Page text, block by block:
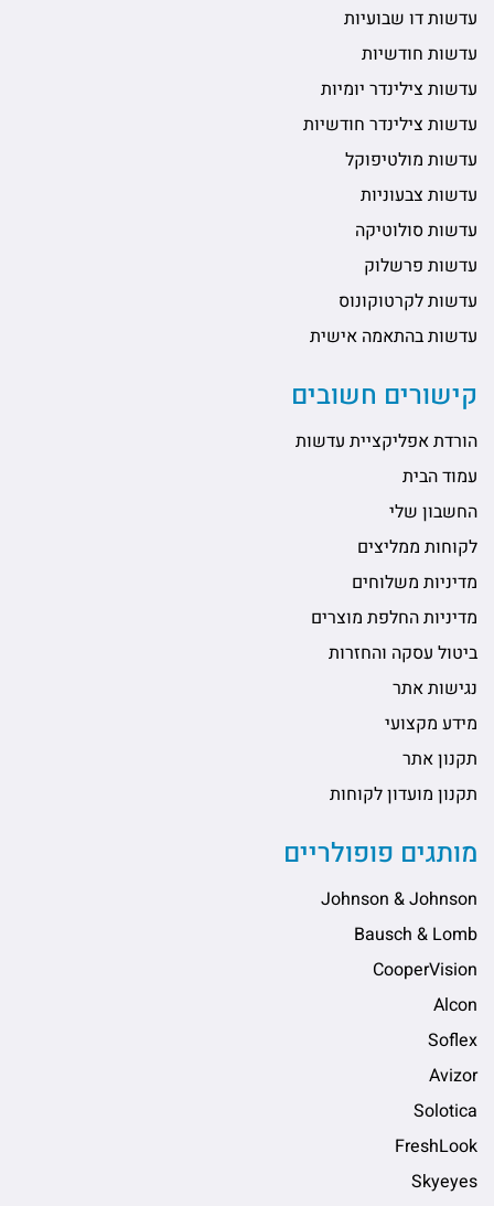
עדשות דו שבועיות
עדשות חודשיות
עדשות צילינדר יומיות
עדשות צילינדר חודשיות
עדשות מולטיפוקל
עדשות צבעוניות
עדשות סולוטיקה
עדשות פרשלוק
עדשות לקרטוקונוס
עדשות בהתאמה אישית
קישורים חשובים
הורדת אפליקציית עדשות
עמוד הבית
החשבון שלי
לקוחות ממליצים
מדיניות משלוחים
מדיניות החלפת מוצרים
ביטול עסקה והחזרות
נגישות אתר
מידע מקצועי
תקנון אתר
תקנון מועדון לקוחות
מותגים פופולריים
Johnson & Johnson
Bausch & Lomb
CooperVision
Alcon
Soflex
Avizor
Solotica
FreshLook
Skyeyes